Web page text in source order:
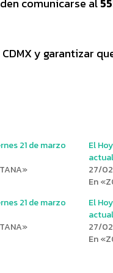
y garantizar
21 de marzo
El
actual
27/
En
21 de marzo
El
actual
27/
En